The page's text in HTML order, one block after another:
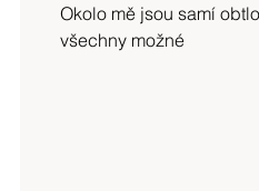
Okolo mě jsou samí
všechny možné